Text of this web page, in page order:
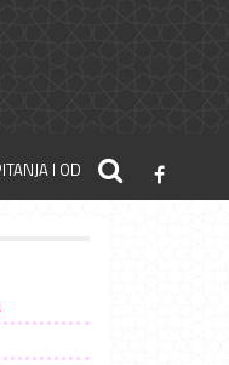
I ODGOVORI